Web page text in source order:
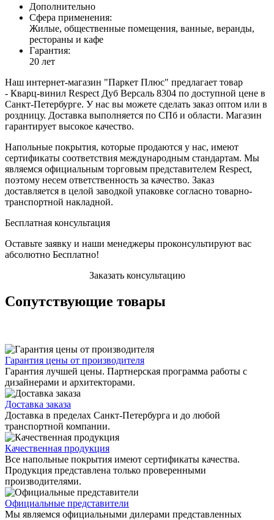
Дополнительно
Сфера применения:
Жилые, общественные помещения, ванные, веранды,
рестораны и кафе
Гарантия:
20 лет
Наш интернет-магазин "Паркет Плюс" предлагает товар
- Кварц-винил Respect Дуб Версаль 8304 по доступной цене в
Санкт-Петербурге. У нас вы можете сделать заказ оптом или в
роздницу. Доставка выполняется по СПб и области. Магазин
гарантирует высокое качество.
Напольные покрытия, которые продаются у нас, имеют
сертификаты соответствия международным стандартам. Мы
являемся официальным торговым представителем Respect,
поэтому несем ответственность за качество. Заказ
доставляется в целой заводкой упаковке согласно товарно-
транспортной накладной.
Бесплатная консультация
Оставьте заявку и наши менеджеры проконсультируют вас
абсолютно Бесплатно!
Заказать консультацию
Сопутствующие товары
Гарантия цены от производителя
Гарантия лучшей цены. Партнерская программа работы с
дизайнерами и архитекторами.
Доставка заказа
Доставка в пределах Санкт-Петербурга и до любой
транспортной компании.
Качественная продукция
Все напольные покрытия имеют сертификаты качества.
Продукция представлена только проверенными
производителями.
Официальные представители
Мы являемся официальными дилерами представленных